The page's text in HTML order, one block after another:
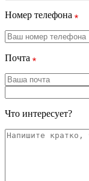
Номер телефона
Почта
Что интересует?